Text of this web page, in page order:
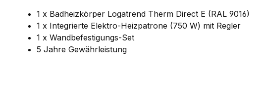
1 x Badheizkörper Logatrend Therm Direct E (RAL 9016)
1 x Integrierte Elektro-Heizpatrone (750 W) mit Regler
1 x Wandbefestigungs-Set
5 Jahre Gewährleistung